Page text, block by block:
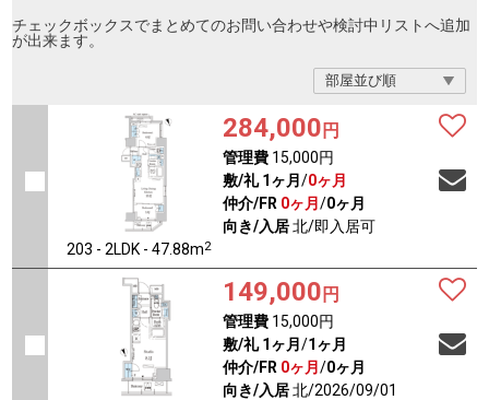
チェックボックスでまとめてのお問い合わせや検討中リストへ追加
が出来ます。
203 - 2LDK - 47.88m2
284,000 円
管理費15,000円
敷/礼 1ヶ月 /0ヶ月
仲介/FR 0ヶ月 /0ヶ月
向き/入居北/即入居可
149,000 円
管理費15,000円
敷/礼 1ヶ月 /1ヶ月
仲介/FR 0ヶ月 /0ヶ月
向き/入居北/2026/09/01